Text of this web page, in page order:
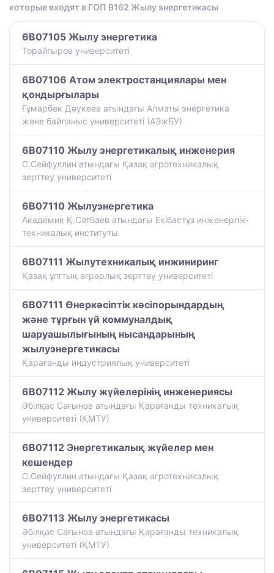
которые входят в ГОП B162 Жылу энергетикасы
6B07105 Жылу энергетика
Торайгыров университеті
6B07106 Атом электростанциялары мен
қондырғылары
Ғұмарбек Дәукеев атындағы Алматы энергетика
және байланыс университеті (АЭжБУ)
6B07110 Жылу энергетикалық инженерия
С.Сейфуллин атындағы Қазақ агротехникалық
зерттеу университеті
6B07110 Жылуэнергетика
Академик Қ.Сәтбаев атындағы Екібастұз инженерлік-
техникалық институты
6B07111 Жылутехникалық инжиниринг
Қазақ ұлттық аграрлық зерттеу университеті
6B07111 Өнеркәсіптік кәсіпорындардың
және тұрғын үй коммуналдық
шаруашылығының нысандарының
жылуэнергетикасы
Қарағанды индустриялық университеті
6B07112 Жылу жүйелерінің инженериясы
Әбілқас Сағынов атындағы Қарағанды техникалық
университеті (ҚМТУ)
6B07112 Энергетикалық жүйелер мен
кешендер
С.Сейфуллин атындағы Қазақ агротехникалық
зерттеу университеті
6B07113 Жылу энергетикасы
Әбілқас Сағынов атындағы Қарағанды техникалық
университеті (ҚМТУ)